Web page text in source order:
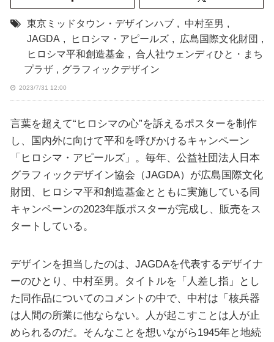
東京ミッドタウン・デザインハブ , 中村至男 ,
JAGDA , ヒロシマ・アピールズ , 広島国際文化財団 ,
ヒロシマ平和創造基金 , 合人社ウェンディひと・まち
プラザ , グラフィックデザイン
2023/7/31 12:00
言葉を超えて“ヒロシマの心”を訴えるポスターを制作
し、国内外に向けて平和を呼びかけるキャンペーン
「ヒロシマ・アピールズ」。毎年、公益社団法人日本
グラフィックデザイン協会（JAGDA）が広島国際文化
財団、ヒロシマ平和創造基金とともに実施している同
キャンペーンの2023年版ポスターが完成し、販売をス
タートしている。
デザインを担当したのは、JAGDAを代表するデザイナ
ーのひとり、中村至男。タイトルを「人差し指」とし
た同作品についてのコメントの中で、中村は「核兵器
は人間の所業に他ならない。人が起こすことは人が止
められるのだ。そんなことを想いながら1945年と地続